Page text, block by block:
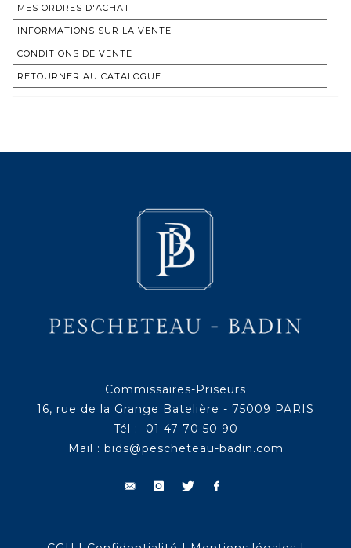
MES ORDRES D'ACHAT
INFORMATIONS SUR LA VENTE
CONDITIONS DE VENTE
RETOURNER AU CATALOGUE
Commissaires-Priseurs
16, rue de la Grange Batelière - 75009 PARIS
Tél : 01 47 70 50 90
Mail : bids@pescheteau-badin.com